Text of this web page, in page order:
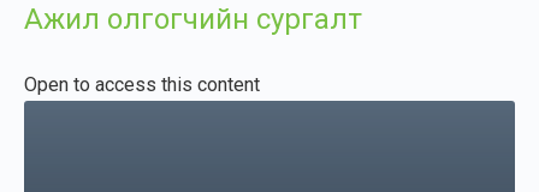
Ажил олгогчийн сургалт
Open to access this content